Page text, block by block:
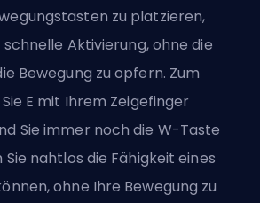
zu platzieren,
Aktivierung, ohne die
Bewegung zu opfern. Zum
E mit Ihrem Zeigefinger
Sie immer noch die W-Taste
nahtlos die Fähigkeit eines
ohne Ihre Bewegung zu